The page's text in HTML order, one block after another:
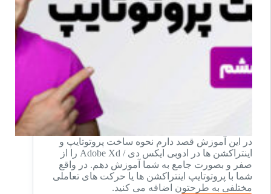
در این آموزش قصد دارم نحوه ساخت پروتوتایپ و
اینتراکشن ها در ادوبی ایکس دی / Adobe Xd را از
صفر و بصورت جامع به شما آموزش دهم. در واقع
شما با پروتوتایپ اینتراکشن ها یا حرکت های تعاملی
مختلفی به طرحتون اضافه می کنید.